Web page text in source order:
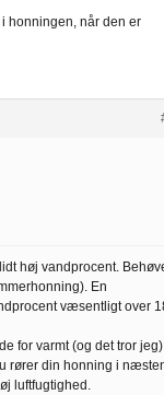
honningen, når den er
høj vandprocent.
En
væsentligt over
for varmt (og det tror
rører din honning i
luftfugtighed.